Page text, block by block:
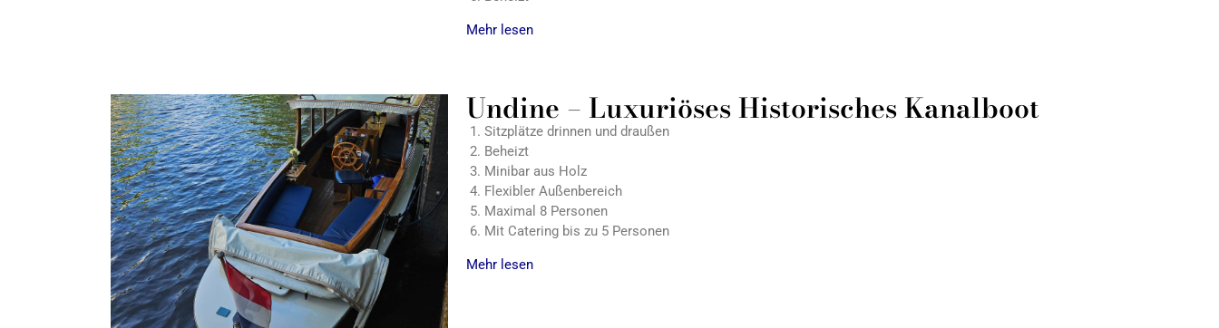
Mehr lesen
Undine – Luxuriöses Historisches Kanalboot
Sitzplätze drinnen und draußen
Beheizt
Minibar aus Holz
Flexibler Außenbereich
Maximal 8 Personen
Mit Catering bis zu 5 Personen
Mehr lesen